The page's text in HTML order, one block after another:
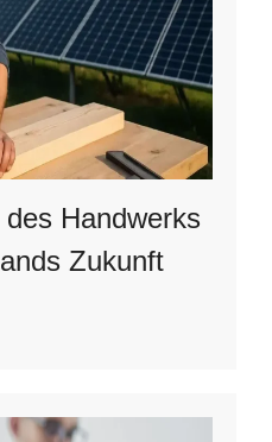
Handwerks
Zukunft